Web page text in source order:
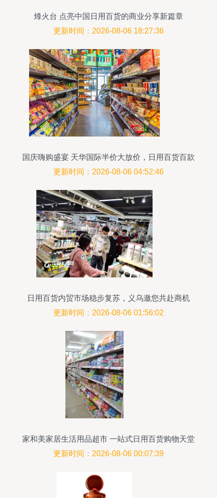
烽火台 点亮中国日用百货的商业分享新篇章
更新时间：2026-08-06 18:27:36
国庆嗨购盛宴 天华国际半价大放价，日用百货百款
商品任您选
更新时间：2026-08-06 04:52:46
日用百货内贸市场稳步复苏，义乌邀您共赴商机
更新时间：2026-08-06 01:56:02
家和美家居生活用品超市 一站式日用百货购物天堂
更新时间：2026-08-06 00:07:39